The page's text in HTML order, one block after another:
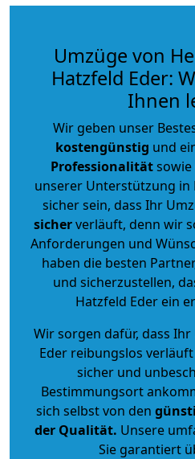
Umzüge von
Hatzfeld Eder:
Ihnen
Wir geben unser
kostengünstig und
Professionalität
unserer Unterstützung in
sicher sein, dass Ihr
sicherverläuft, denn wir
Anforderungen und
haben die besten
und sicherzustellen,
Hatzfeld Eder ein
Wir sorgen dafür, dass
Eder reibungslos
sicher und
Bestimmungsort
sich selbst von den
der Qualität. Unsere
Sie garantiert